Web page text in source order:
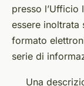
presso l’Ufficio
essere inoltrata
formato
serie di
Una